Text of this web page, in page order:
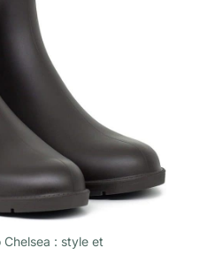
: style et